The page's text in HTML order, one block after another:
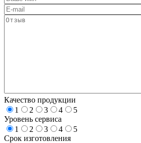
Качество продукции
1
2 3 4
5
Уровень сервиса
1
2 3 4
5
Срок изготовления